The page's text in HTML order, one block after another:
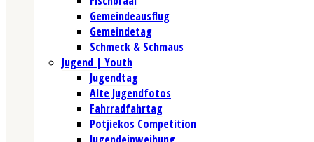
Gemeindeausflug
Gemeindetag
Schmeck & Schmaus
Jugend | Youth
Jugendtag
Alte Jugendfotos
Fahrradfahrtag
Potjiekos Competition